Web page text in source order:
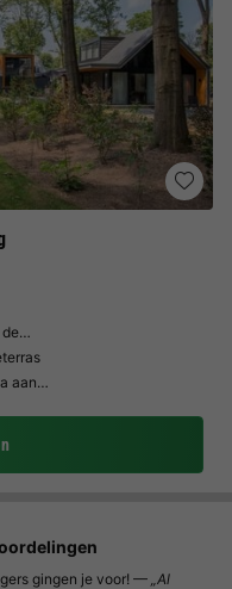
de…
aan…
gingen je voor! — „Al